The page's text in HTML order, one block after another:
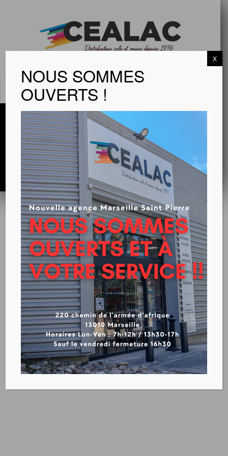
MENU
BLANCHON PEINTURE TABLEAU
NOUS SOMMES
OUVERTS !
X